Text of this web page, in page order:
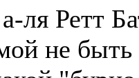
ля Ретт
не